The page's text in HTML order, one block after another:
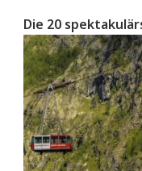
Die 20